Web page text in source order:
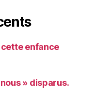
cette enfance
» disparus.